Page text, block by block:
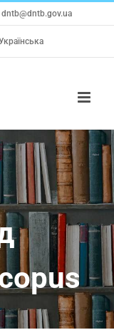
dntb@dntb.gov.ua